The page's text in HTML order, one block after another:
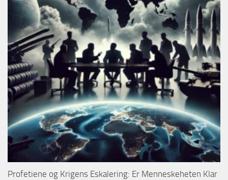
Profetiene og Krigens Eskalering: Er Menneskeheten Klar